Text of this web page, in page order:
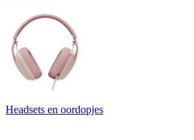
Headsets en oordopjes